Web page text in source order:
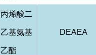
丙烯酸二
乙基氨基
乙酯
DEAEA